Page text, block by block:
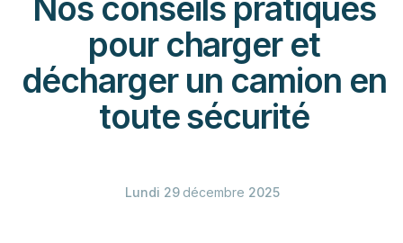
Nos conseils pratiques
pour charger et
décharger un camion en
toute sécurité
Lundi 29 décembre 2025